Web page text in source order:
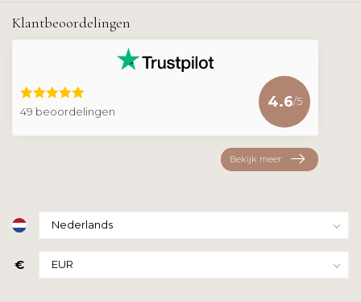
Klantbeoordelingen
49 beoordelingen
4.6/5
Bekijk meer
€